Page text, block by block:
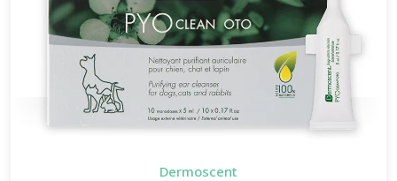
Dermoscent